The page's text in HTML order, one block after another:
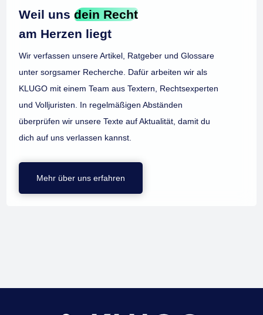
Weil unsdein Recht
am Herzen liegt
Wir verfassen unsere Artikel, Ratgeber und Glossare
unter sorgsamer Recherche. Dafür arbeiten wir als
KLUGO mit einem Team aus Textern, Rechtsexperten
und Volljuristen. In regelmäßigen Abständen
überprüfen wir unsere Texte auf Aktualität, damit du
dich auf uns verlassen kannst.
Mehr über uns erfahren